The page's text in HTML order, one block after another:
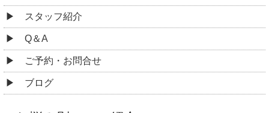
スタッフ紹介
Q＆A
ご予約・お問合せ
ブログ